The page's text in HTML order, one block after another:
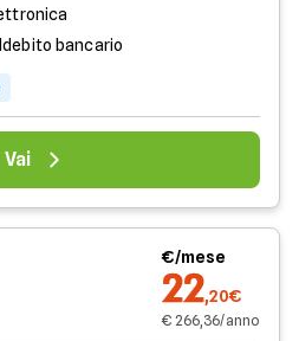
bancario
Vai
€/mese
22,20€
€ 266,36/anno